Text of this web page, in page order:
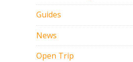
Guides
News
Open Trip